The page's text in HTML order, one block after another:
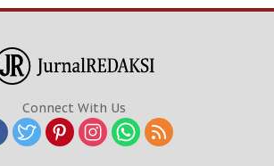
Connect With Us